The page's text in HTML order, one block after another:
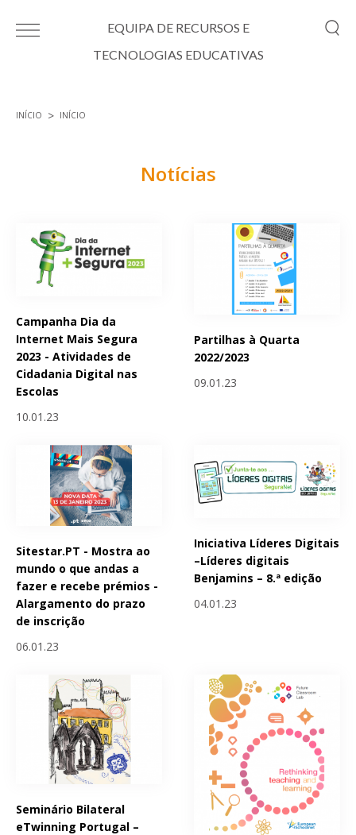
EQUIPA DE RECURSOS E
TECNOLOGIAS EDUCATIVAS
INÍCIO INÍCIO
Notícias
Campanha Dia da
Internet Mais Segura
2023 - Atividades de
Cidadania Digital nas
Escolas
10.01.23
Partilhas à Quarta
2022/2023
09.01.23
Sitestar.PT - Mostra ao
mundo o que andas a
fazer e recebe prémios -
Alargamento do prazo
de inscrição
06.01.23
Iniciativa Líderes Digitais
–Líderes digitais
Benjamins – 8.ª edição
04.01.23
Seminário Bilateral
eTwinning Portugal –
Páginas